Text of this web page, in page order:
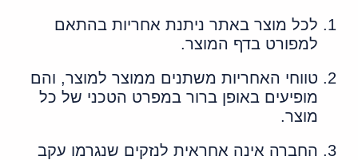
לכל מוצר באתר ניתנת אחריות בהתאם
למפורט בדף המוצר.
טווחי האחריות משתנים ממוצר למוצר, והם
מופיעים באופן ברור במפרט הטכני של כל
מוצר.
החברה אינה אחראית לנזקים שנגרמו עקב